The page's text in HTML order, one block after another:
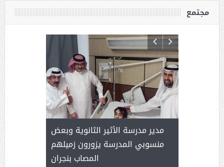
مجتمع
( محمد
مدير مدرسة الأثير الثانوية وبعض
منسوبي المدرسة يزورون زميلهم
المصاب بنجران
) .. ميراث